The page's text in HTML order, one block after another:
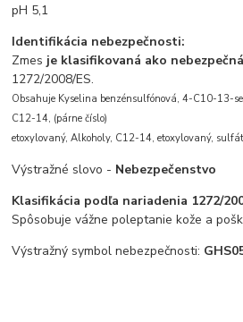
pH 5,1
Identifikácia nebezpečnosti:
Zmes je klasifikovaná ako nebezpečná
1272/2008/ES.
Obsahuje Kyselina benzénsulfónová, 4-C10-13-
C12-14, (párne číslo)
etoxylovaný, Alkoholy, C12-14, etoxylovaný,
Výstražné slovo - Nebezpečenstvo
Klasifikácia podľa nariadenia 1272/
Spôsobuje vážne poleptanie kože a
Výstražný symbol nebezpečnosti: